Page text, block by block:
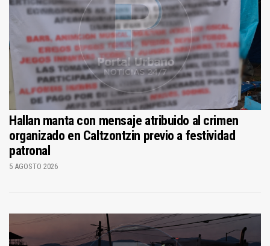
Hallan manta con mensaje atribuido al crimen
organizado en Caltzontzin previo a festividad
patronal
5 AGOSTO 2026